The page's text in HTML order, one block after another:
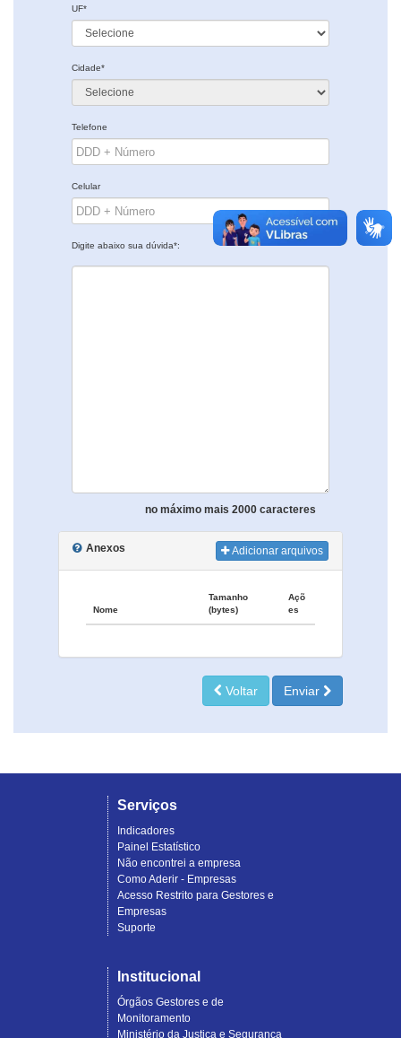
UF*
Cidade*
Telefone
Celular
Digite abaixo sua dúvida*:
no máximo mais 2000 caracteres
Anexos Adicionar arquivos
Nome
Tamanho
(bytes)
Açõ
es
Voltar Enviar
Serviços
Indicadores
Painel Estatístico
Não encontrei a empresa
Como Aderir - Empresas
Acesso Restrito para Gestores e
Empresas
Suporte
Institucional
Órgãos Gestores e de
Monitoramento
Ministério da Justiça e Segurança